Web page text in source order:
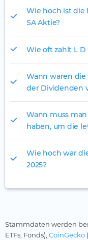
Wie hoch ist die
SA Aktie?
Wie oft zahlt L D
Wann waren
der Dividenden
Wann muss
haben, um die
Wie hoch war
2025?
Stammdaten werden
ETFs, Fonds), CoinGecko